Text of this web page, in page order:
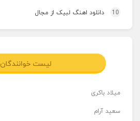
10 دانلود اهنگ لبیک از مجال
لیست خوانندگان
میلاد باکری
سعید آرام